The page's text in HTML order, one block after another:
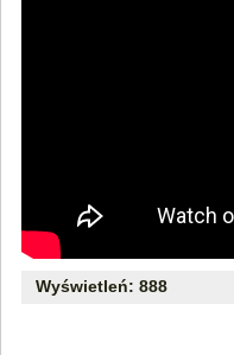
Wyświetleń: 888